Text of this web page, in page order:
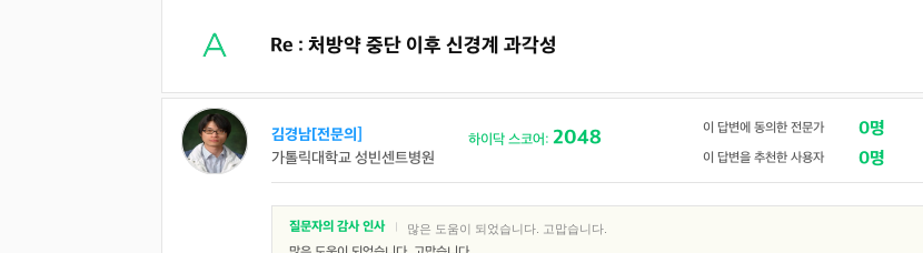
Re : 처방약 중단 이후 신경계 과각성
김경남[전문의]
가톨릭대학교 성빈센트병원
하이닥 스코어: 2048 이 답변에 동의한 전문가 0명
이 답변을 추천한 사용자 0명
질문자의 감사 인사 많은 도움이 되었습니다. 고맙습니다.